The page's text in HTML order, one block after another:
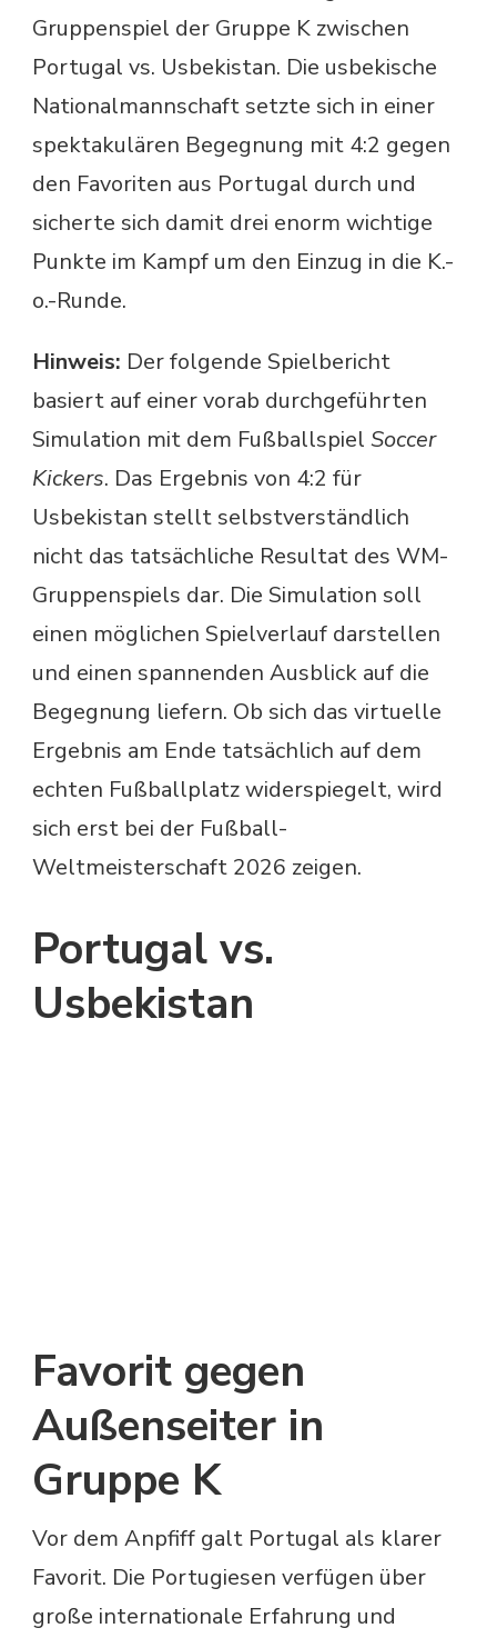
Gruppenspiel der Gruppe K zwischen
Portugal vs. Usbekistan. Die usbekische
Nationalmannschaft setzte sich in einer
spektakulären Begegnung mit 4:2 gegen
den Favoriten aus Portugal durch und
sicherte sich damit drei enorm wichtige
Punkte im Kampf um den Einzug in die K.-
o.-Runde.
Hinweis: Der folgende Spielbericht
basiert auf einer vorab durchgeführten
Simulation mit dem Fußballspiel Soccer
Kickers. Das Ergebnis von 4:2 für
Usbekistan stellt selbstverständlich
nicht das tatsächliche Resultat des WM-
Gruppenspiels dar. Die Simulation soll
einen möglichen Spielverlauf darstellen
und einen spannenden Ausblick auf die
Begegnung liefern. Ob sich das virtuelle
Ergebnis am Ende tatsächlich auf dem
echten Fußballplatz widerspiegelt, wird
sich erst bei der Fußball-
Weltmeisterschaft 2026 zeigen.
Portugal vs.
Usbekistan
Favorit gegen
Außenseiter in
Gruppe K
Vor dem Anpfiff galt Portugal als klarer
Favorit. Die Portugiesen verfügen über
große internationale Erfahrung und